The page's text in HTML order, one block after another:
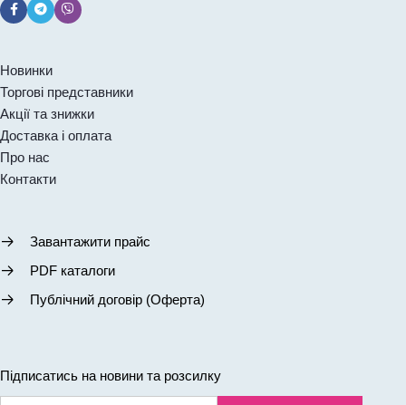
Новинки
Торгові представники
Акції та знижки
Доставка і оплата
Про нас
Контакти
Завантажити прайс
PDF каталоги
Публічний договір (Оферта)
Підписатись на новини та розсилку